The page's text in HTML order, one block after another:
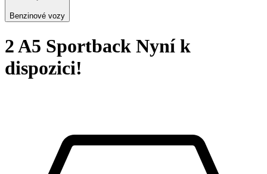
Benzinové vozy
2 A5 Sportback Nyní k
dispozici!